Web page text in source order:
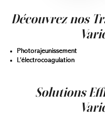
Découvrez nos
Photorajeunissement
L’électrocoagulation
Solutions